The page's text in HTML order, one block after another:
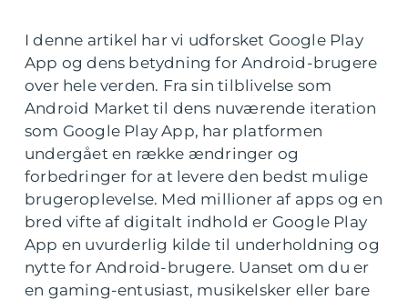
I denne artikel har vi udforsket Google Play
App og dens betydning for Android-brugere
over hele verden. Fra sin tilblivelse som
Android Market til dens nuværende iteration
som Google Play App, har platformen
undergået en række ændringer og
forbedringer for at levere den bedst mulige
brugeroplevelse. Med millioner af apps og en
bred vifte af digitalt indhold er Google Play
App en uvurderlig kilde til underholdning og
nytte for Android-brugere. Uanset om du er
en gaming-entusiast, musikelsker eller bare